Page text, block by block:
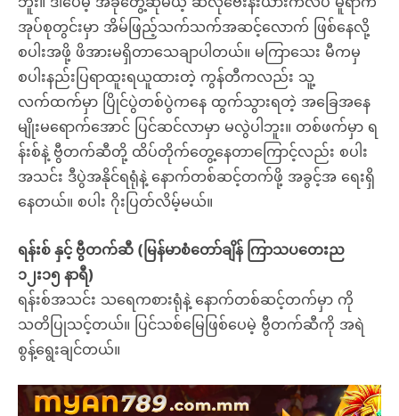
အုပ်စုတွင်းမှာ အိမ်ဖြည့်သက်သက်အဆင့်လောက် ဖြစ်နေလို့
စပါးအဖို့ ဖိအားမရှိတာသေချာပါတယ်။ မကြာသေး မီကမှ
စပါးနည်းပြရာထူးရယူထားတဲ့ ကွန်တီကလည်း သူ့
လက်ထက်မှာ ပြိုင်ပွဲတစ်ပွဲကနေ ထွက်သွားရတဲ့ အခြေအနေ
မျိုးမရောက်အောင် ပြင်ဆင်လာမှာ မလွဲပါဘူး။ တစ်ဖက်မှာ ရ
န်းစ်နဲ့ ဗွီတက်ဆီတို့ ထိပ်တိုက်တွေ့နေတာကြောင့်လည်း စပါး
အသင်း ဒီပွဲအနိုင်ရရုံနဲ့ နောက်တစ်ဆင့်တက်ဖို့ အခွင့်အ ရေးရှိ
နေတယ်။ စပါး ဂိုးပြတ်လိမ့်မယ်။
ရန်းစ် နှင့် ဗွီတက်ဆီ (မြန်မာစံတော်ချိန် ကြာသပတေးည
၁၂း၁၅ နာရီ)
ရန်းစ်အသင်း သရေကစားရုံနဲ့ နောက်တစ်ဆင့်တက်မှာ ကို
သတိပြုသင့်တယ်။ ပြင်သစ်မြေဖြစ်ပေမဲ့ ဗွီတက်ဆီကို အရဲ
စွန့်ရွေးချင်တယ်။